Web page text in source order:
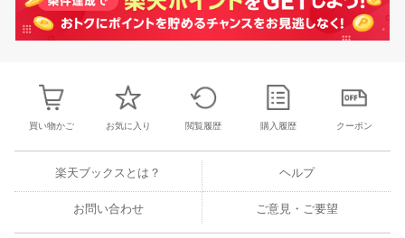
買い物かご お気に入り 閲覧履歴 購入履歴 クーポン
楽天ブックスとは？ ヘルプ
お問い合わせ ご意見・ご要望